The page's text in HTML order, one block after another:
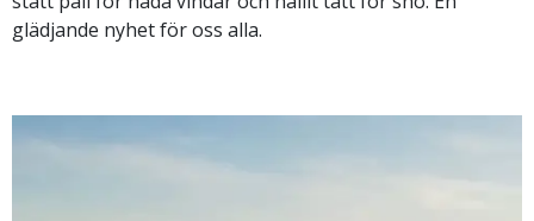
glädjande nyhet för oss alla.